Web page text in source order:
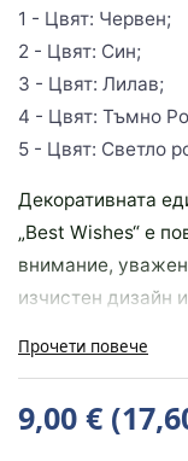
1 - Цвят: Червен;
2 - Цвят: Син;
3 - Цвят: Лилав;
4 - Цвят: Тъмно
5 - Цвят: Светло
Декоративната
„Best Wishes“ е
внимание,
изчистен дизайн
Предимства
Перфектна
Прочети повече
9,00 €